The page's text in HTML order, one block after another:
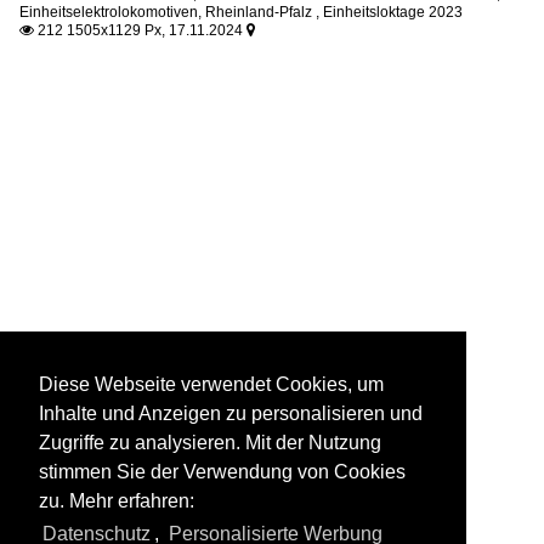
Einheitselektrolokomotiven, Rheinland-Pfalz , Einheitsloktage 2023
 212 1505x1129 Px, 17.11.2024 
Diese Webseite verwendet Cookies, um
Inhalte und Anzeigen zu personalisieren und
Zugriffe zu analysieren. Mit der Nutzung
stimmen Sie der Verwendung von Cookies
zu. Mehr erfahren:
Datenschutz , Personalisierte Werbung